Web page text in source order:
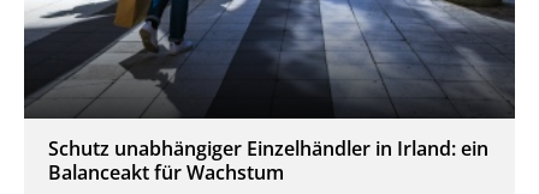
Schutz unabhängiger Einzelhändler in Irland: ein
Balanceakt für Wachstum